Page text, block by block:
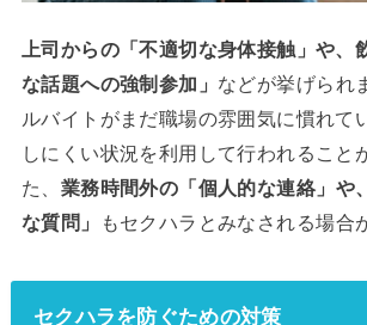
上司からの「不適切な身体接触」や、
な話題への強制参加」 などが挙げられ
ルバイトがまだ職場の雰囲気に慣れて
しにくい状況を利用して行われること
た、 業務時間外の「個人的な連絡」や
な質問」
もセクハラとみなされる場合
セクハラを防ぐための対策